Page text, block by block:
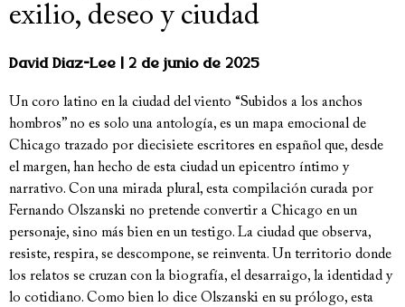
exilio, deseo y ciudad
David Diaz-Lee 2 de junio de 2025
Un coro latino en la ciudad del viento “Subidos a los anchos
hombros” no es solo una antología, es un mapa emocional de
Chicago trazado por diecisiete escritores en español que, desde
el margen, han hecho de esta ciudad un epicentro íntimo y
narrativo. Con una mirada plural, esta compilación curada por
Fernando Olszanski no pretende convertir a Chicago en un
personaje, sino más bien en un testigo. La ciudad que observa,
resiste, respira, se descompone, se reinventa. Un territorio donde
los relatos se cruzan con la biografía, el desarraigo, la identidad y
lo cotidiano. Como bien lo dice Olszanski en su prólogo, esta